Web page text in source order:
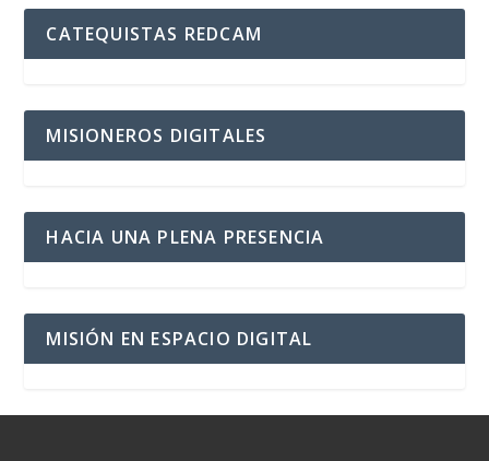
CATEQUISTAS REDCAM
MISIONEROS DIGITALES
HACIA UNA PLENA PRESENCIA
MISIÓN EN ESPACIO DIGITAL